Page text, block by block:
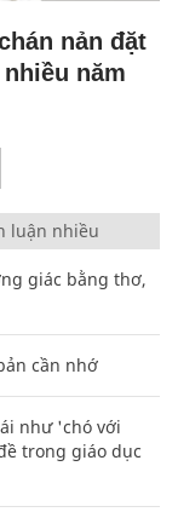
nản đặt
năm
luận nhiều
giác bằng thơ,
cần nhớ
như 'chó với
trong giáo dục